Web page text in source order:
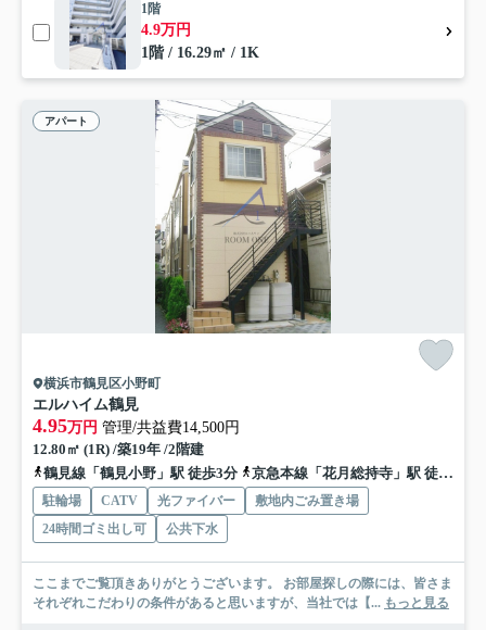
1階
4.9万円
1階 / 16.29㎡ / 1K
アパート
横浜市鶴見区小野町
エルハイム鶴見
4.95万円 管理/共益費14,500円
12.80㎡ (1R) /築19年 /2階建
鶴見線「鶴見小野」駅 徒歩3分
京急本線「花月総持寺」駅 徒歩18分
駐輪場 CATV 光ファイバー
敷地内ごみ置き場
24時間ゴミ出し可
公共下水
ここまでご覧頂きありがとうございます。 お部屋探しの際には、皆さま
それぞれこだわりの条件があると思いますが、当社では【... もっと見る